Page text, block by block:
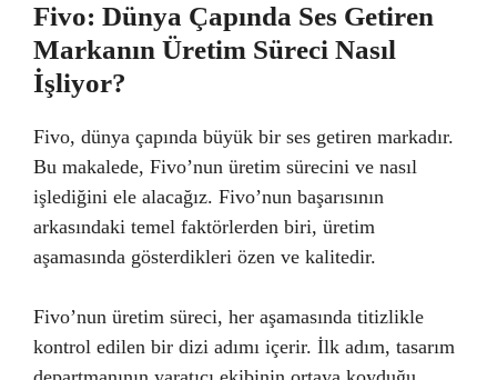
Fivo: Dünya Çapında Ses Getiren
Markanın Üretim Süreci Nasıl
İşliyor?
Fivo, dünya çapında büyük bir ses getiren markadır.
Bu makalede, Fivo’nun üretim sürecini ve nasıl
işlediğini ele alacağız. Fivo’nun başarısının
arkasındaki temel faktörlerden biri, üretim
aşamasında gösterdikleri özen ve kalitedir.
Fivo’nun üretim süreci, her aşamasında titizlikle
kontrol edilen bir dizi adımı içerir. İlk adım, tasarım